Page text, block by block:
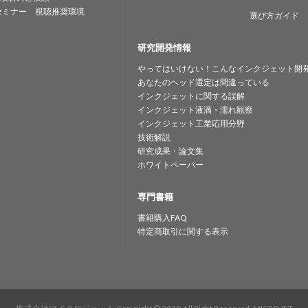
ミナー 視聴推奨環境
選び方ガイド
研究開発情報
やってはいけない！こんなインクジェット開
あなたのヘッド選定は間違っている
インクジェットに関する誤解
インクジェット液滴・濡れ観察
インクジェット工業応用分野
技術解説
研究成果・論文集
ホワイトペーパー
専門書籍
書籍購入FAQ
特定商取引に関する表示